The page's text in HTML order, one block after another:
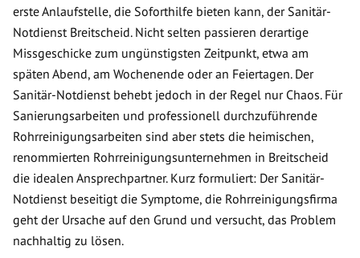
erste Anlaufstelle, die Soforthilfe bieten kann, der Sanitär-
Notdienst Breitscheid. Nicht selten passieren derartige
Missgeschicke zum ungünstigsten Zeitpunkt, etwa am
späten Abend, am Wochenende oder an Feiertagen. Der
Sanitär-Notdienst behebt jedoch in der Regel nur Chaos. Für
Sanierungsarbeiten und professionell durchzuführende
Rohrreinigungsarbeiten sind aber stets die heimischen,
renommierten Rohrreinigungsunternehmen in Breitscheid
die idealen Ansprechpartner. Kurz formuliert: Der Sanitär-
Notdienst beseitigt die Symptome, die Rohrreinigungsfirma
geht der Ursache auf den Grund und versucht, das Problem
nachhaltig zu lösen.